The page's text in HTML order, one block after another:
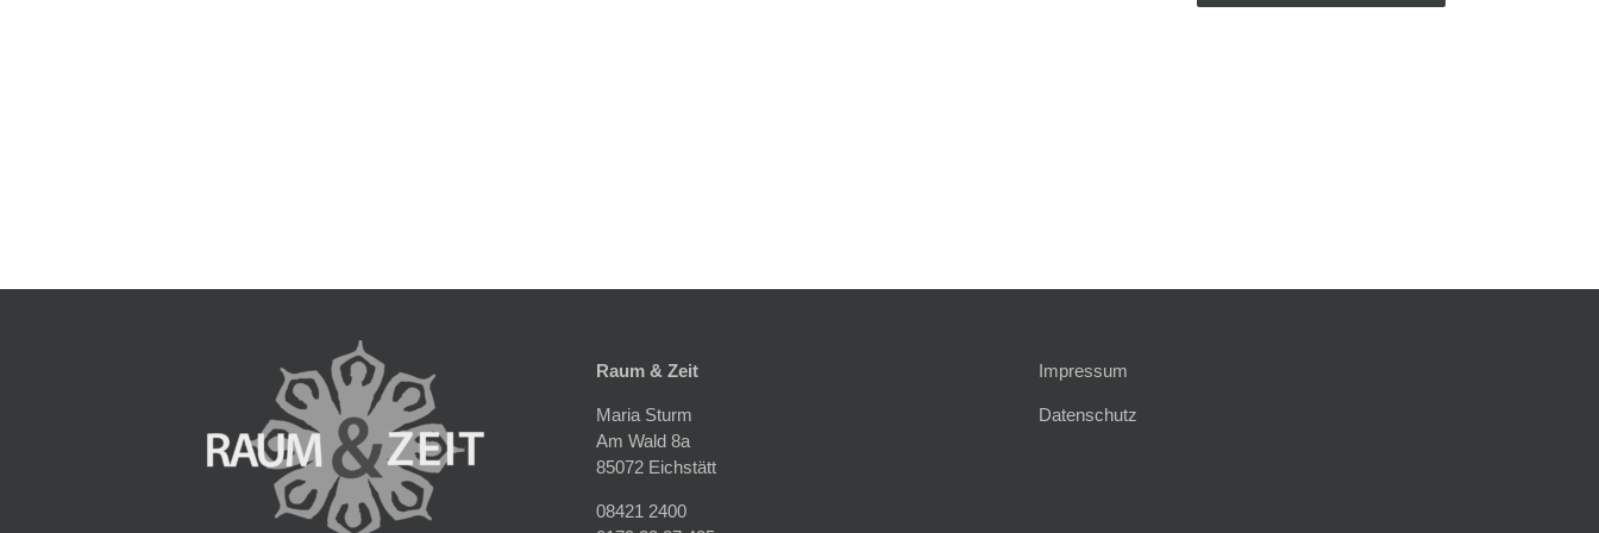
Raum & Zeit
Maria Sturm
Am Wald 8a
85072 Eichstätt
08421 2400
Impressum
Datenschutz